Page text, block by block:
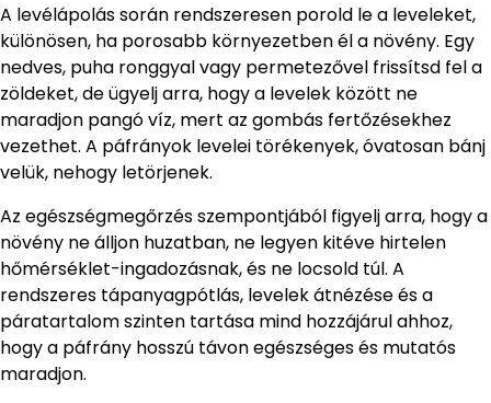
A levélápolás során rendszeresen porold le a leveleket,
különösen, ha porosabb környezetben él a növény. Egy
nedves, puha ronggyal vagy permetezővel frissítsd fel a
zöldeket, de ügyelj arra, hogy a levelek között ne
maradjon pangó víz, mert az gombás fertőzésekhez
vezethet. A páfrányok levelei törékenyek, óvatosan bánj
velük, nehogy letörjenek.
Az egészségmegőrzés szempontjából figyelj arra, hogy a
növény ne álljon huzatban, ne legyen kitéve hirtelen
hőmérséklet-ingadozásnak, és ne locsold túl. A
rendszeres tápanyagpótlás, levelek átnézése és a
páratartalom szinten tartása mind hozzájárul ahhoz,
hogy a páfrány hosszú távon egészséges és mutatós
maradjon.